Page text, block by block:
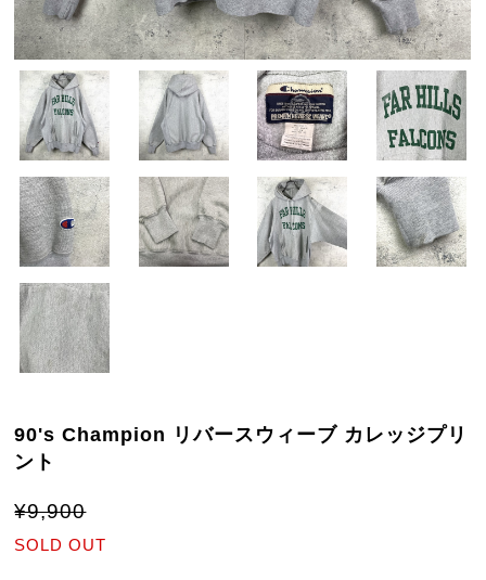
90's Champion リバースウィーブ カレッジプリ
ント
¥9,900
SOLD OUT